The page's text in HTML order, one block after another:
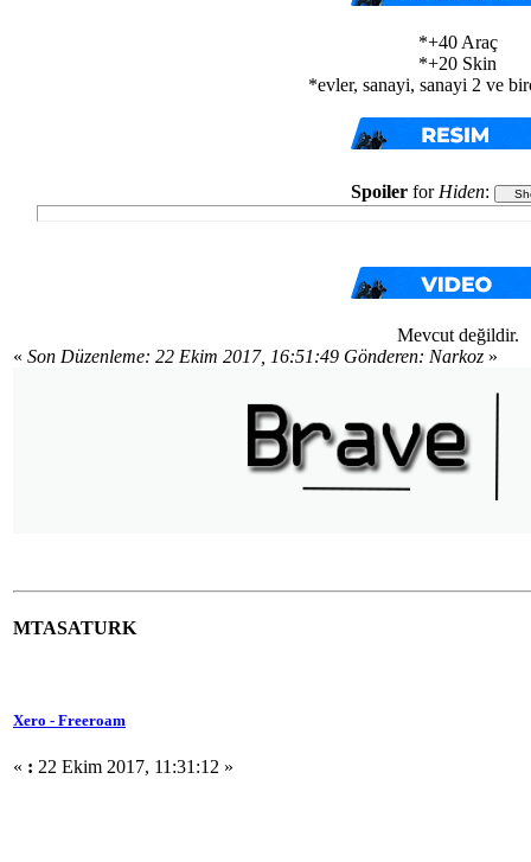
*+40 Araç
*+20 Skin
*evler, sanayi, sanayi 2 ve
Spoilerfor Hiden:
Mevcut değildir.
« Son Düzenleme: 22 Ekim 2017, 16:51:49 Gönderen: Narkoz »
MTASATURK
Xero - Freeroam
« : 22 Ekim 2017, 11:31:12 »